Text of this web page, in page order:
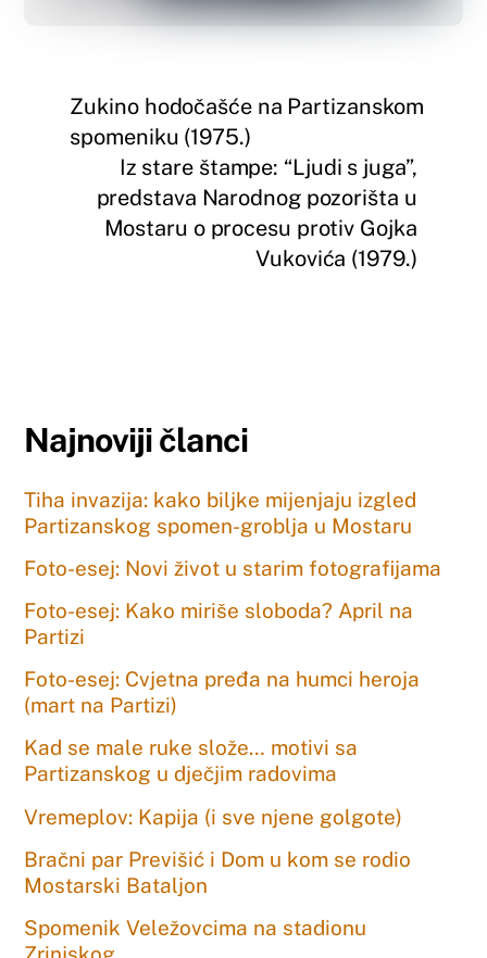
Zukino hodočašće na Partizanskom
spomeniku (1975.)
Iz stare štampe: “Ljudi s juga”,
predstava Narodnog pozorišta u
Mostaru o procesu protiv Gojka
Vukovića (1979.)
Najnoviji članci
Tiha invazija: kako biljke mijenjaju izgled
Partizanskog spomen-groblja u Mostaru
Foto-esej: Novi život u starim fotografijama
Foto-esej: Kako miriše sloboda? April na
Partizi
Foto-esej: Cvjetna pređa na humci heroja
(mart na Partizi)
Kad se male ruke slože… motivi sa
Partizanskog u dječjim radovima
Vremeplov: Kapija (i sve njene golgote)
Bračni par Previšić i Dom u kom se rodio
Mostarski Bataljon
Spomenik Veležovcima na stadionu